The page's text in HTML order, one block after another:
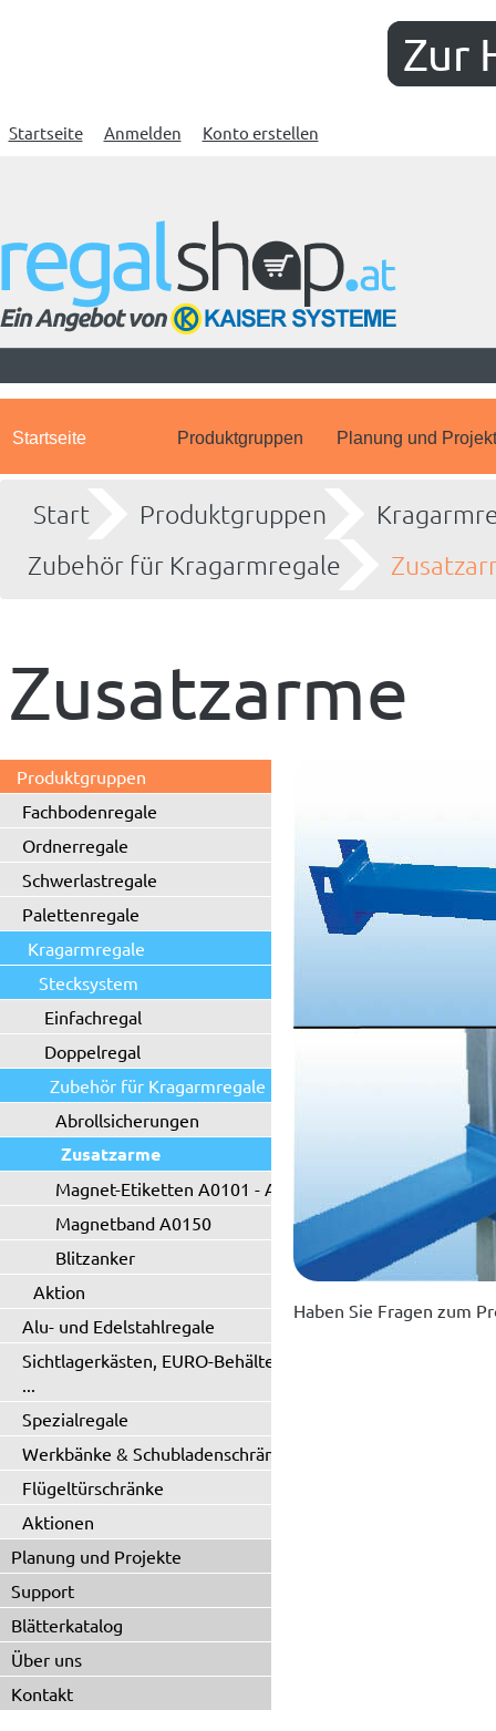
Zur
Startseite Anmelden Konto erstellen
Startseite Produktgruppen Planung und
Start Produktgruppen
Zubehör für Kragarmregale
Zusatzarme
Produktgruppen
Fachbodenregale
Ordnerregale
Schwerlastregale
Palettenregale
Kragarmregale
Stecksystem
Einfachregal
Doppelregal
Zubehör für Kragarmregale
Abrollsicherungen
Zusatzarme
Magnet-Etiketten A0101 - A0102
Magnetband A0150
Blitzanker
Aktion
Alu- und Edelstahlregale
Sichtlagerkästen, EURO-Behälter
...
Spezialregale
Werkbänke & Schubladenschränke
Flügeltürschränke
Aktionen
Planung und Projekte
Support
Blätterkatalog
Über uns
Kontakt
Haben Sie Fragen zum